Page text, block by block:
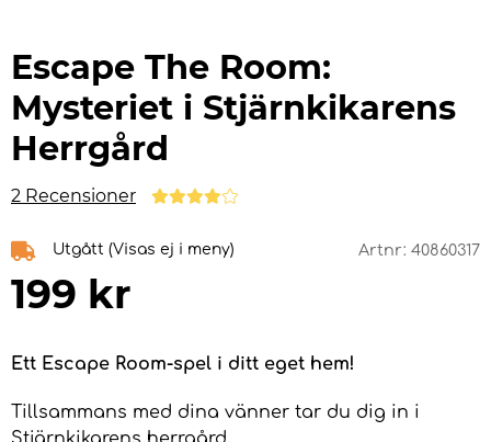
Escape The Room:
Mysteriet i Stjärnkikarens
Herrgård
2 Recensioner
Utgått (Visas ej i meny) Artnr: 40860317
199 kr
Ett Escape Room-spel i ditt eget hem!
Tillsammans med dina vänner tar du dig in i